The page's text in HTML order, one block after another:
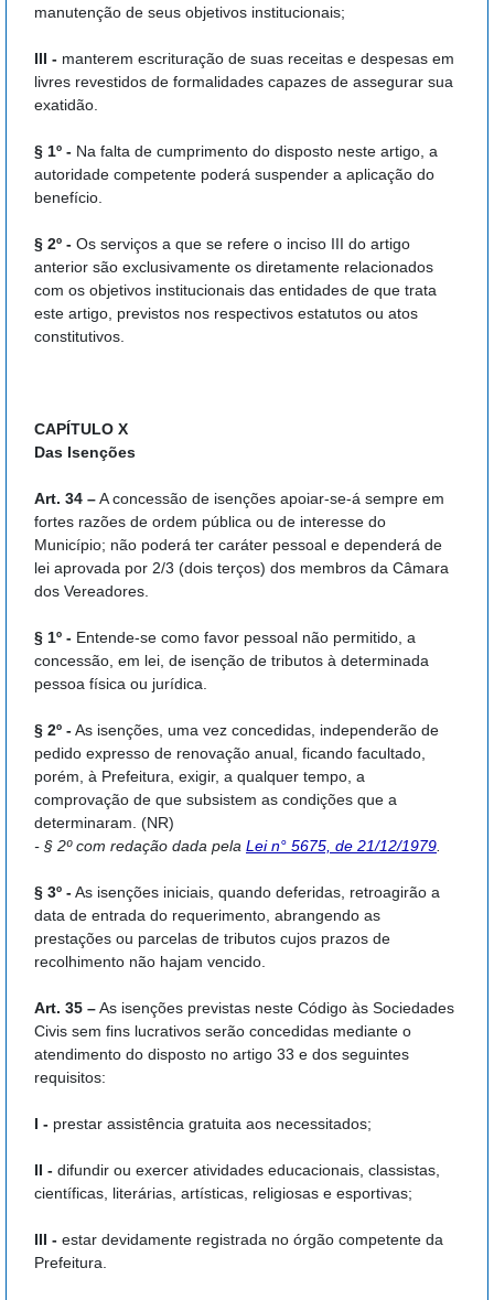
manutenção de seus objetivos institucionais;
III - manterem escrituração de suas receitas e despesas em
livres revestidos de formalidades capazes de assegurar sua
exatidão.
§ 1º - Na falta de cumprimento do disposto neste artigo, a
autoridade competente poderá suspender a aplicação do
benefício.
§ 2º - Os serviços a que se refere o inciso III do artigo
anterior são exclusivamente os diretamente relacionados
com os objetivos institucionais das entidades de que trata
este artigo, previstos nos respectivos estatutos ou atos
constitutivos.
CAPÍTULO X
Das Isenções
Art. 34 –A concessão de isenções apoiar-se-á sempre em
fortes razões de ordem pública ou de interesse do
Município; não poderá ter caráter pessoal e dependerá de
lei aprovada por 2/3 (dois terços) dos membros da Câmara
dos Vereadores.
§ 1º - Entende-se como favor pessoal não permitido, a
concessão, em lei, de isenção de tributos à determinada
pessoa física ou jurídica.
§ 2º -As isenções, uma vez concedidas, independerão de
pedido expresso de renovação anual, ficando facultado,
porém, à Prefeitura, exigir, a qualquer tempo, a
comprovação de que subsistem as condições que a
determinaram. (NR)
- § 2º com redação dada pela Lei n° 5675, de 21/12/1979
§ 3º -As isenções iniciais, quando deferidas, retroagirão a
data de entrada do requerimento, abrangendo as
prestações ou parcelas de tributos cujos prazos de
recolhimento não hajam vencido.
Art. 35 –As isenções previstas neste Código às Sociedades
Civis sem fins lucrativos serão concedidas mediante o
atendimento do disposto no artigo 33 e dos seguintes
requisitos:
I - prestar assistência gratuita aos necessitados;
II - difundir ou exercer atividades educacionais, classistas,
científicas, literárias, artísticas, religiosas e esportivas;
III - estar devidamente registrada no órgão competente da
Prefeitura.